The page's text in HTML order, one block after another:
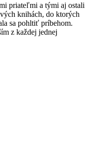
priateľmi a tými aj ostali
knihách, do ktorých
sa pohltiť príbehom.
z každej jednej